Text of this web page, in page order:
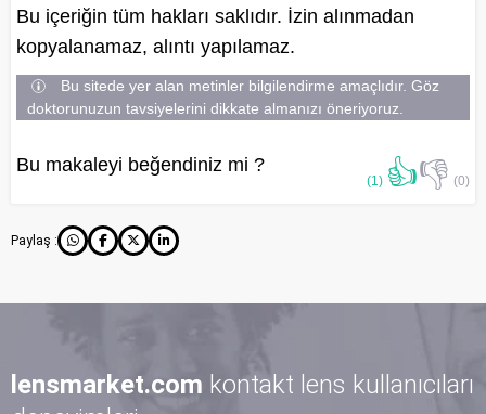
Bu içeriğin tüm hakları saklıdır. İzin alınmadan
kopyalanamaz, alıntı yapılamaz.
Bu sitede yer alan metinler bilgilendirme amaçlıdır. Göz
doktorunuzun tavsiyelerini dikkate almanızı öneriyoruz.
Bu makaleyi beğendiniz mi ?
(1) 👍👎 (0)
Paylaş :
lensmarket.com kontakt lens kullanıcıları